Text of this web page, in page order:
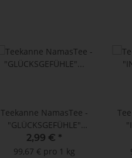
Teekanne NamasTee -
"GLÜCKSGEFÜHLE"
Ayurvedische Mischung
- 15 Teebeutel à 2 g
2,99 € *
99,67 € pro 1 kg
-